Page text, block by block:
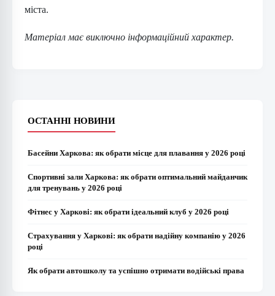
міста.
Матеріал має виключно інформаційний характер.
ОСТАННІ НОВИНИ
Басейни Харкова: як обрати місце для плавання у 2026 році
Спортивні зали Харкова: як обрати оптимальний майданчик
для тренувань у 2026 році
Фітнес у Харкові: як обрати ідеальний клуб у 2026 році
Страхування у Харкові: як обрати надійну компанію у 2026
році
Як обрати автошколу та успішно отримати водійські права